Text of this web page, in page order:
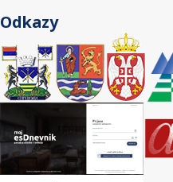
Odkazy